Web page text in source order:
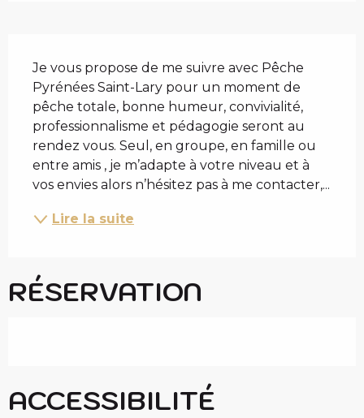
Je vous propose de me suivre avec Pêche
Pyrénées Saint-Lary pour un moment de
pêche totale, bonne humeur, convivialité,
professionnalisme et pédagogie seront au
rendez vous. Seul, en groupe, en famille ou
entre amis , je m’adapte à votre niveau et à
vos envies alors n’hésitez pas à me contacter,...
Lire la suite
RÉSERVATION
ACCESSIBILITÉ